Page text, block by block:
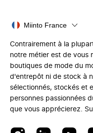
Miinto France
Contrairement à la
notre métier est de vous
boutiques de mode du
d'entrepôt ni de stock à
sélectionnés, stockés et
personnes passionnées
que vous apprécierez.